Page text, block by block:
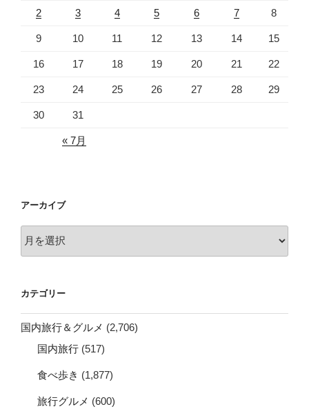
2 3 4 5 6 7 8
9 10 11 12 13 14 15
16 17 18 19 20 21 22
23 24 25 26 27 28 29
30 31
« 7月
アーカイブ
ー
ブ
カテゴリー
国内旅行＆グルメ (2,706)
国内旅行 (517)
食べ歩き (1,877)
旅行グルメ (600)